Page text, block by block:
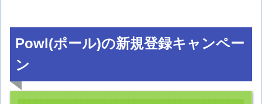
Powl(ポール)の新規登録キャンペー
ン